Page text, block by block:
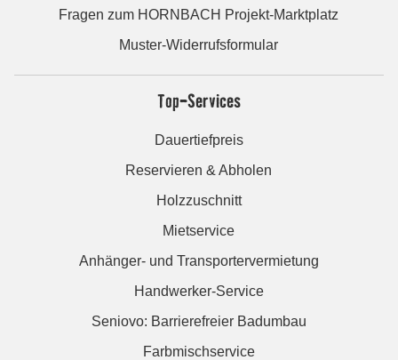
Fragen zum HORNBACH Projekt-Marktplatz
Muster-Widerrufsformular
Top-Services
Dauertiefpreis
Reservieren & Abholen
Holzzuschnitt
Mietservice
Anhänger- und Transportervermietung
Handwerker-Service
Seniovo: Barrierefreier Badumbau
Farbmischservice